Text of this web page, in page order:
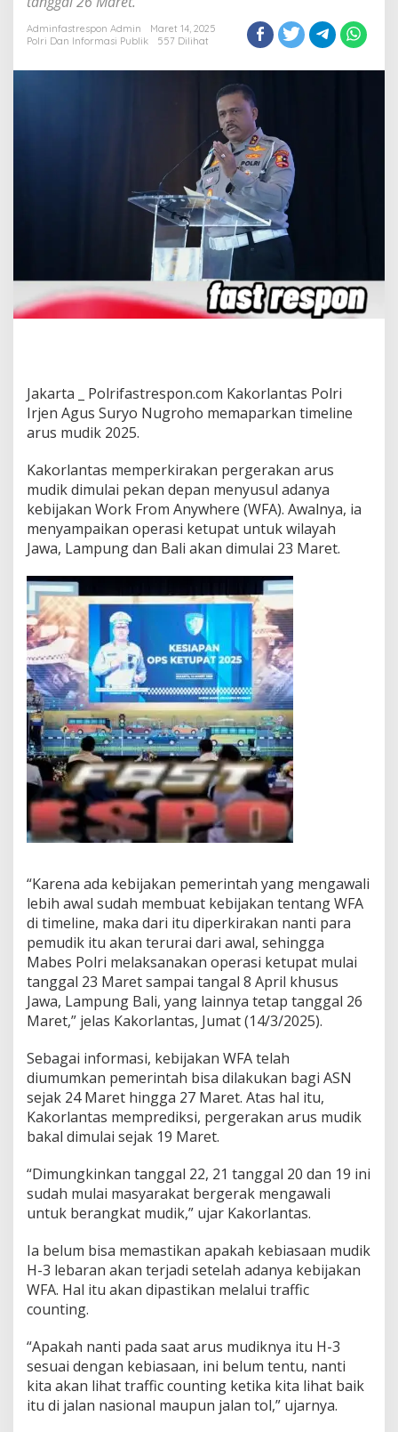
Adminfastrespon Admin
Maret 14, 2025
Polri Dan Informasi Publik
557 Dilihat
Jakarta _ Polrifastrespon.com Kakorlantas Polri
Irjen Agus Suryo Nugroho memaparkan timeline
arus mudik 2025.
Kakorlantas memperkirakan pergerakan arus
mudik dimulai pekan depan menyusul adanya
kebijakan Work From Anywhere (WFA). Awalnya, ia
menyampaikan operasi ketupat untuk wilayah
Jawa, Lampung dan Bali akan dimulai 23 Maret.
“Karena ada kebijakan pemerintah yang mengawali
lebih awal sudah membuat kebijakan tentang WFA
di timeline, maka dari itu diperkirakan nanti para
pemudik itu akan terurai dari awal, sehingga
Mabes Polri melaksanakan operasi ketupat mulai
tanggal 23 Maret sampai tangal 8 April khusus
Jawa, Lampung Bali, yang lainnya tetap tanggal 26
Maret,” jelas Kakorlantas, Jumat (14/3/2025).
Sebagai informasi, kebijakan WFA telah
diumumkan pemerintah bisa dilakukan bagi ASN
sejak 24 Maret hingga 27 Maret. Atas hal itu,
Kakorlantas memprediksi, pergerakan arus mudik
bakal dimulai sejak 19 Maret.
“Dimungkinkan tanggal 22, 21 tanggal 20 dan 19 ini
sudah mulai masyarakat bergerak mengawali
untuk berangkat mudik,” ujar Kakorlantas.
Ia belum bisa memastikan apakah kebiasaan mudik
H-3 lebaran akan terjadi setelah adanya kebijakan
WFA. Hal itu akan dipastikan melalui traffic
counting.
“Apakah nanti pada saat arus mudiknya itu H-3
sesuai dengan kebiasaan, ini belum tentu, nanti
kita akan lihat traffic counting ketika kita lihat baik
itu di jalan nasional maupun jalan tol,” ujarnya.